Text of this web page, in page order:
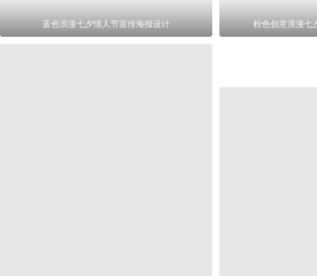
蓝色浪漫七夕情人节宣传海报设计 粉色创意浪漫七